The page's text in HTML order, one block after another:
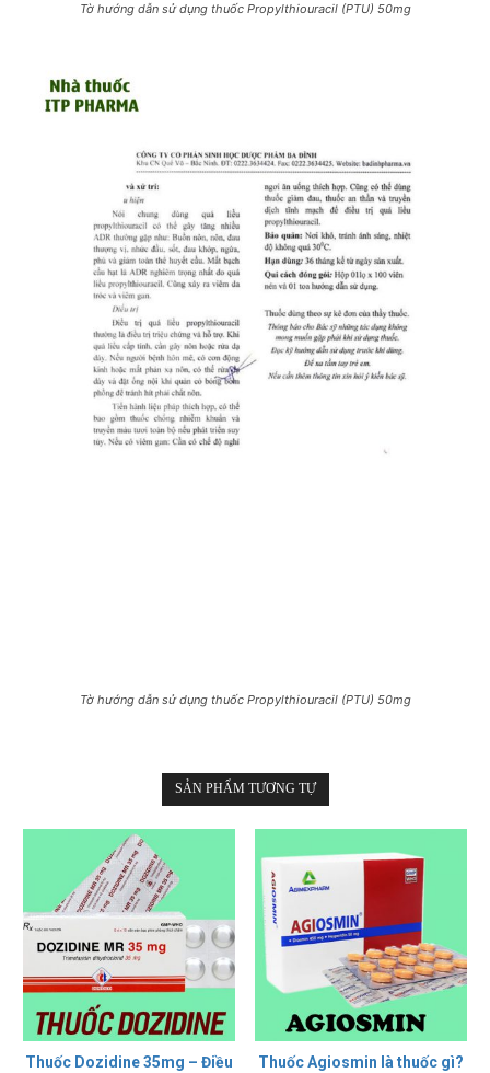
Tờ hướng dẫn sử dụng thuốc Propylthiouracil (PTU) 50mg
Tờ hướng dẫn sử dụng thuốc Propylthiouracil (PTU) 50mg
SẢN PHẨM TƯƠNG TỰ
Thuốc Dozidine 35mg – Điều
Thuốc Agiosmin là thuốc gì?